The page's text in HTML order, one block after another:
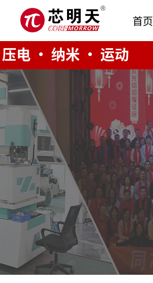
首页
压电 · 纳米 · 运动